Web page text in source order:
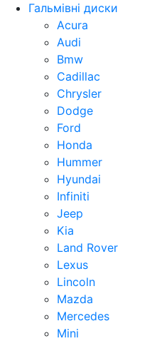
Гальмівні диски
Acura
Audi
Bmw
Cadillac
Chrysler
Dodge
Ford
Honda
Hummer
Hyundai
Infiniti
Jeep
Kia
Land Rover
Lexus
Lincoln
Mazda
Mercedes
Mini